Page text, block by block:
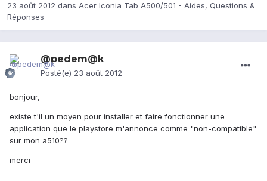
23 août 2012 dans Acer Iconia Tab A500/501 - Aides, Questions &
Réponses
@pedem@k
Posté(e) 23 août 2012
bonjour,
existe t'il un moyen pour installer et faire fonctionner une
application que le playstore m'annonce comme "non-compatible"
sur mon a510??
merci